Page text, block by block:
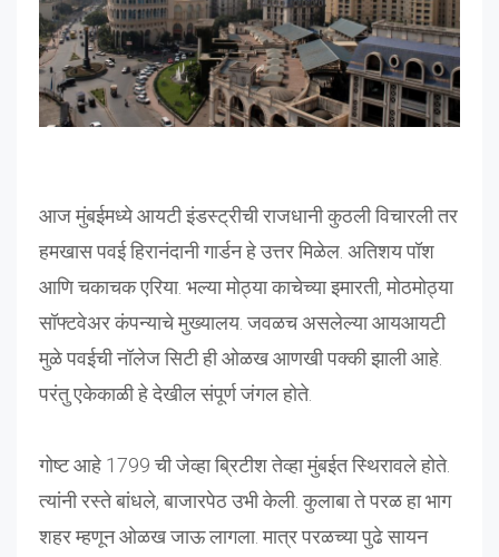
आज मुंबईमध्ये आयटी इंडस्ट्रीची राजधानी कुठली विचारली तर
हमखास पवईहिरानंदानीगार्डन हे उत्तर मिळेल. अतिशय पॉश
आणि चकाचक एरिया. भल्या मोठ्या काचेच्या इमारती, मोठमोठ्या
सॉफ्टवेअर कंपन्याचे मुख्यालय. जवळच असलेल्या आयआयटी
मुळे पवईची नॉलेज सिटी ही ओळख आणखी पक्की झाली आहे.
परंतु एकेकाळी हे देखील संपूर्ण जंगल होते.
गोष्ट आहे 1799 ची जेव्हा ब्रिटीश तेव्हा मुंबईत स्थिरावले होते.
त्यांनी रस्ते बांधले, बाजारपेठ उभी केली. कुलाबा ते परळ हा भाग
शहर म्हणून ओळख जाऊ लागला. मात्र परळच्या पुढे सायन